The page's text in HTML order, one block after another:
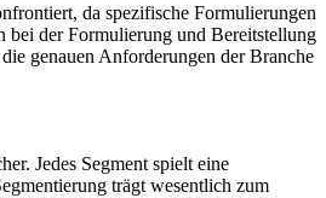
da spezifische Formulierungen
bei der Formulierung und Bereitstellung
genauen Anforderungen der Branche
Jedes Segment spielt eine
trägt wesentlich zum